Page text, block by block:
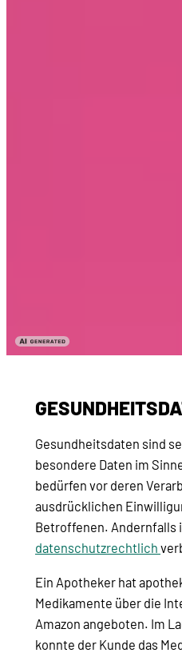
Gesundheitsdaten sind
besondere Daten im
bedürfen vor deren
ausdrücklichen
Betroffenen. Andernfalls
datenschutzrechtlich
Ein Apotheker hat
Medikamente über die
Amazon angeboten. Im
konnte der Kunde das